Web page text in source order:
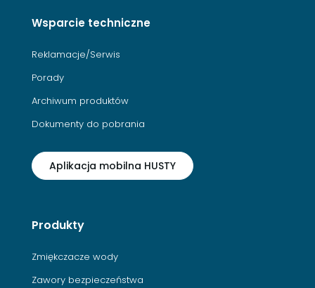
Wsparcie techniczne
Reklamacje/Serwis
Porady
Archiwum produktów
Dokumenty do pobrania
Aplikacja mobilna HUSTY
Produkty
Zmiękczacze wody
Zawory bezpieczeństwa